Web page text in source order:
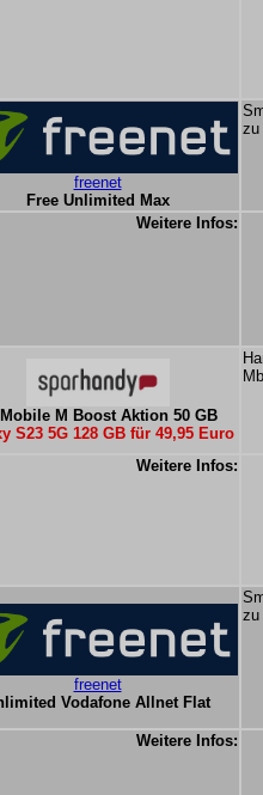
freenet
Free Unlimited Max
zu
Weitere Infos:
M Boost Aktion 50 GB
S23 5G 128 GB für 49,95 Euro
Weitere Infos:
freenet
Vodafone Allnet Flat
zu
Weitere Infos: